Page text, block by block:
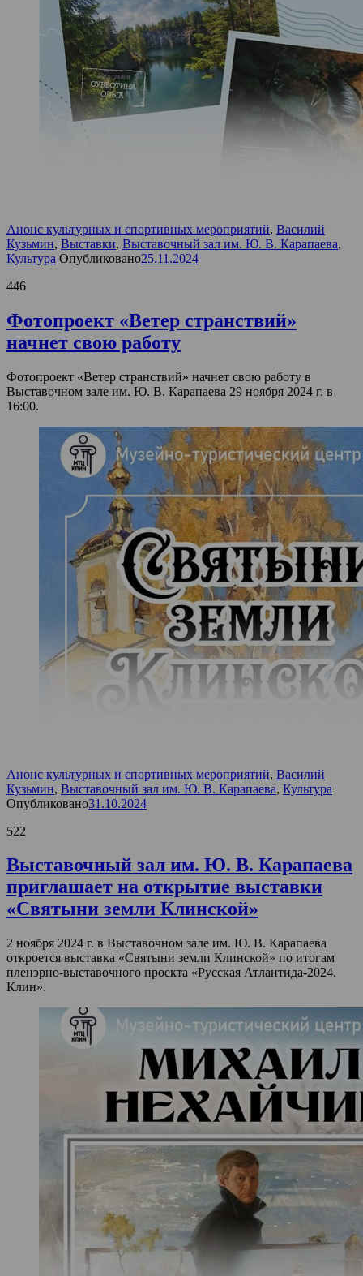
Анонс культурных и спортивных мероприятий, Василий
Кузьмин, Выставки, Выставочный зал им. Ю. В. Карапаева,
Культура Опубликовано25.11.2024
446
Фотопроект «Ветер странствий»
начнет свою работу
Фотопроект «Ветер странствий» начнет свою работу в
Выставочном зале им. Ю. В. Карапаева 29 ноября 2024 г. в
16:00.
Анонс культурных и спортивных мероприятий, Василий
Кузьмин, Выставочный зал им. Ю. В. Карапаева, Культура
Опубликовано31.10.2024
522
Выставочный зал им. Ю. В. Карапаева
приглашает на открытие выставки
«Святыни земли Клинской»
2 ноября 2024 г. в Выставочном зале им. Ю. В. Карапаева
откроется выставка «Святыни земли Клинской» по итогам
пленэрно-выставочного проекта «Русская Атлантида-2024.
Клин».